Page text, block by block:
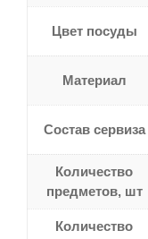
Цвет посуды
Материал
Состав сервиза
Количество
предметов, шт
Количество